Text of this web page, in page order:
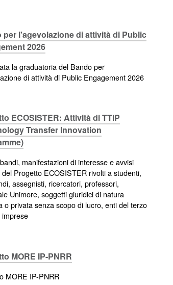
per l'agevolazione di attività di Public
2026
la graduatoria del Bando per
di attività di Public Engagement 2026
ECOSISTER: Attività di TTIP
Transfer Innovation
manifestazioni di interesse e avvisi
del Progetto ECOSISTER rivolti a studenti,
assegnisti, ricercatori, professori,
Unimore, soggetti giuridici di natura
o privata senza scopo di lucro, enti del terzo
MORE IP-PNRR
MORE IP-PNRR